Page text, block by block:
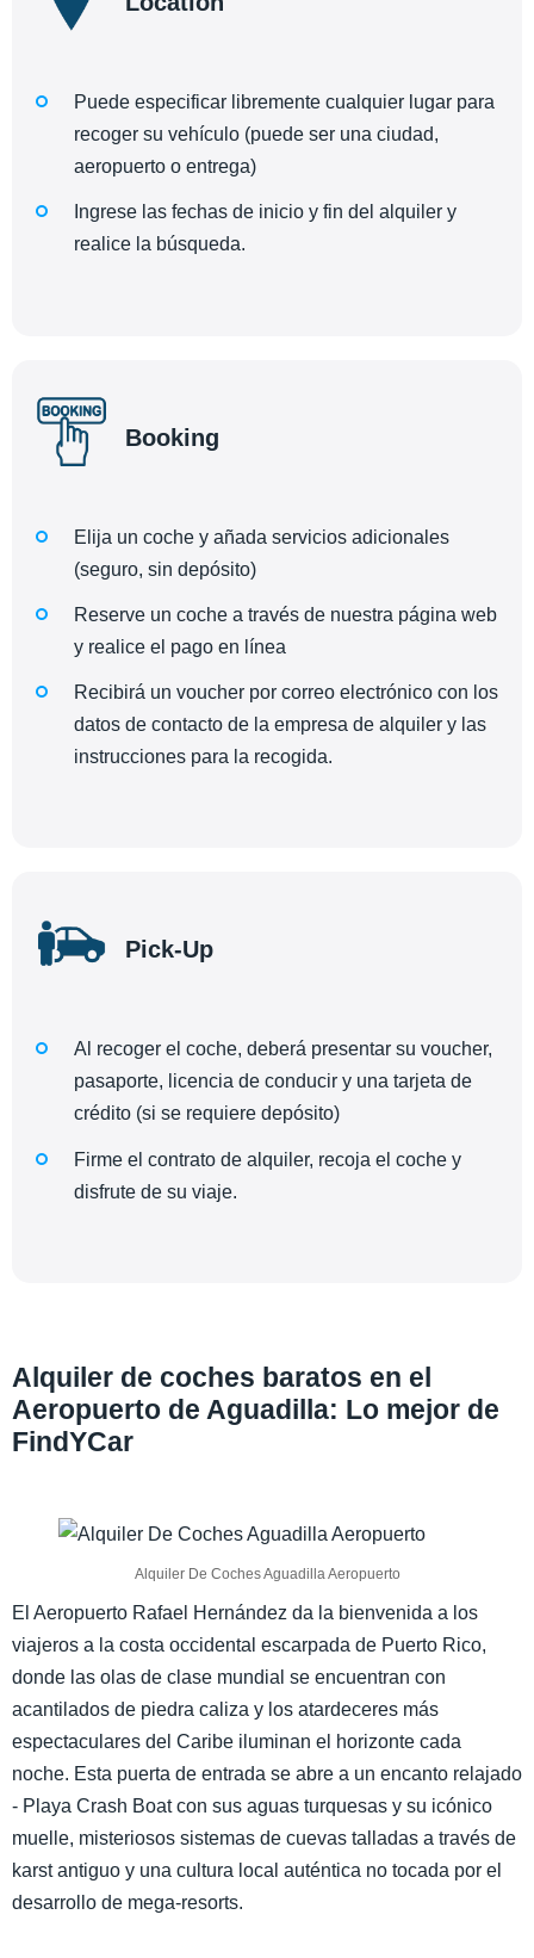
Puede especificar libremente cualquier lugar para
recoger su vehículo (puede ser una ciudad,
aeropuerto o entrega)
Ingrese las fechas de inicio y fin del alquiler y
realice la búsqueda.
Booking
Elija un coche y añada servicios adicionales
(seguro, sin depósito)
Reserve un coche a través de nuestra página web
y realice el pago en línea
Recibirá un voucher por correo electrónico con los
datos de contacto de la empresa de alquiler y las
instrucciones para la recogida.
Pick-Up
Al recoger el coche, deberá presentar su voucher,
pasaporte, licencia de conducir y una tarjeta de
crédito (si se requiere depósito)
Firme el contrato de alquiler, recoja el coche y
disfrute de su viaje.
Alquiler de coches baratos en el
Aeropuerto de Aguadilla: Lo mejor de
FindYCar
Alquiler De Coches Aguadilla Aeropuerto
El Aeropuerto Rafael Hernández da la bienvenida a los
viajeros a la costa occidental escarpada de Puerto Rico,
donde las olas de clase mundial se encuentran con
acantilados de piedra caliza y los atardeceres más
espectaculares del Caribe iluminan el horizonte cada
noche. Esta puerta de entrada se abre a un encanto relajado
- Playa Crash Boat con sus aguas turquesas y su icónico
muelle, misteriosos sistemas de cuevas talladas a través de
karst antiguo y una cultura local auténtica no tocada por el
desarrollo de mega-resorts.